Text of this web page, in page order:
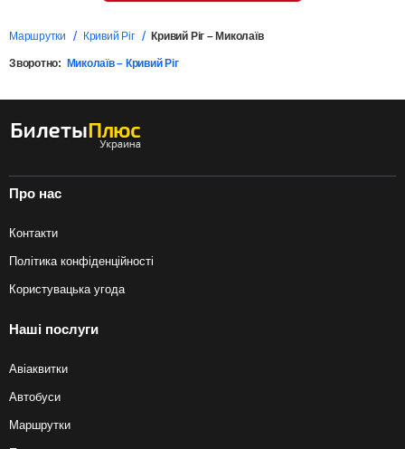
Маршрутки Кривий Ріг Кривий Ріг – Миколаїв
Зворотно: Миколаїв – Кривий Ріг
Про нас
Контакти
Політика конфіденційності
Користувацька угода
Наші послуги
Авіаквитки
Автобуси
Маршрутки